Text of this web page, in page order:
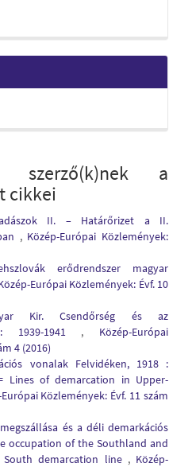
szerző(k)nek a
cikkei
II. – Határőrizet a II.
, Közép-Európai Közlemények:
erődrendszer magyar
Európai Közlemények: Évf. 10
Kir. Csendőrség és az
: 1939-1941 , Közép-Európai
4 (2016)
vonalak Felvidéken, 1918 :
Lines of demarcation in Upper-
Közlemények: Évf. 11 szám
és a déli demarkációs
occupation of the Southland and
demarcation line , Közép-